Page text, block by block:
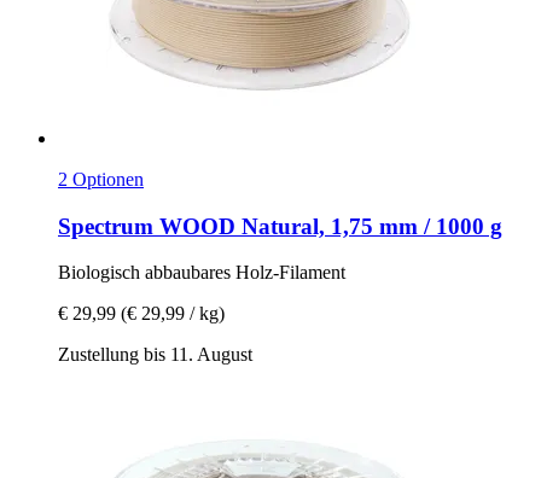
2 Optionen
Spectrum WOOD Natural, 1,75 mm / 1000 g
Biologisch abbaubares Holz-​Filament
€ 29,99 (€ 29,99 / kg)
Zustellung bis 11. August